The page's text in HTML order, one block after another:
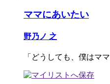
ママにあいたい
野乃ノ 之
「どうしても、僕はマ